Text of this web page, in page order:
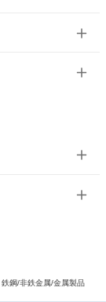
鉄鋼/非鉄金属/金属製品